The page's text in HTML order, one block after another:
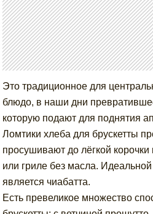
Это традиционное для
блюдо, в наши дни
которую подают для поднятия
Ломтики хлеба для брускетты
просушивают до лёгкой
или гриле без масла.
является чиабатта.
Есть превеликое множество